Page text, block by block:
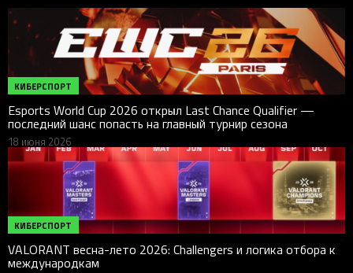
КИБЕРСПОРТ
Esports World Cup 2026 открыл Last Chance Qualifier —
последний шанс попасть на главный турнир сезона
18 июня 2026
КИБЕРСПОРТ
VALORANT весна-лето 2026: Challengers и логика отбора к
международкам